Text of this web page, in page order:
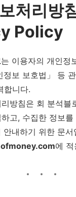
처리방
Policy
는 이용자의 개인정
정보 보호법」 등
합니다.
방침은 회 분석블
고, 수집한 정보를
안내하기 위한 문서
에 적